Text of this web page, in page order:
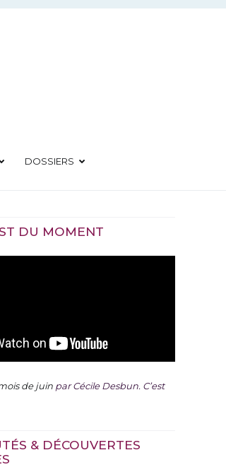
DOSSIERS
DU MOMENT
de juin par Cécile Desbun. C’est
& DÉCOUVERTES